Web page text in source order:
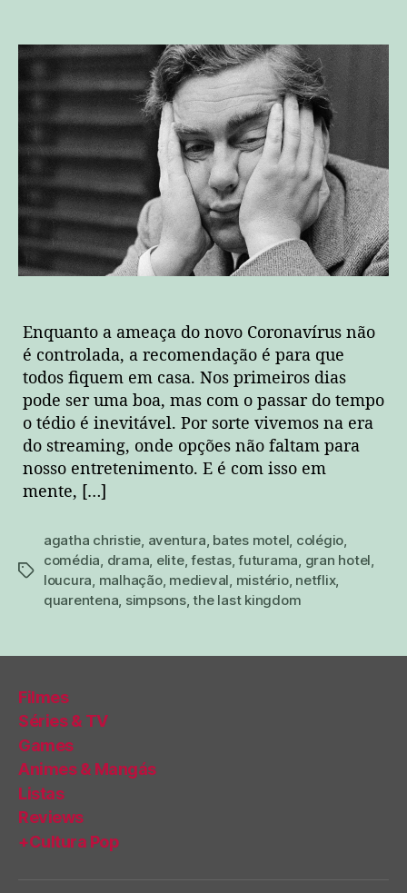
Enquanto a ameaça do novo Coronavírus não
é controlada, a recomendação é para que
todos fiquem em casa. Nos primeiros dias
pode ser uma boa, mas com o passar do tempo
o tédio é inevitável. Por sorte vivemos na era
do streaming, onde opções não faltam para
nosso entretenimento. E é com isso em
mente, […]
tags
agatha christie, aventura, bates motel, colégio,
comédia, drama, elite,festas,futurama, gran hotel,
loucura, malhação, medieval, mistério, netflix,
quarentena, simpsons,the last kingdom
Filmes
Séries & TV
Games
Animes & Mangás
Listas
Reviews
+Cultura Pop